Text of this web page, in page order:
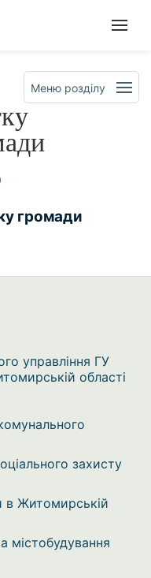
Меню розділу
громади
управління ГУ
області
захисту
в Житомирській
містобудування